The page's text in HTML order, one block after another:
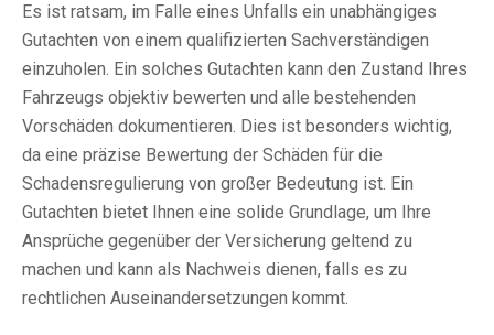
Es ist ratsam, im Falle eines Unfalls ein unabhängiges
Gutachten von einem qualifizierten Sachverständigen
einzuholen. Ein solches Gutachten kann den Zustand Ihres
Fahrzeugs objektiv bewerten und alle bestehenden
Vorschäden dokumentieren. Dies ist besonders wichtig,
da eine präzise Bewertung der Schäden für die
Schadensregulierung von großer Bedeutung ist. Ein
Gutachten bietet Ihnen eine solide Grundlage, um Ihre
Ansprüche gegenüber der Versicherung geltend zu
machen und kann als Nachweis dienen, falls es zu
rechtlichen Auseinandersetzungen kommt.